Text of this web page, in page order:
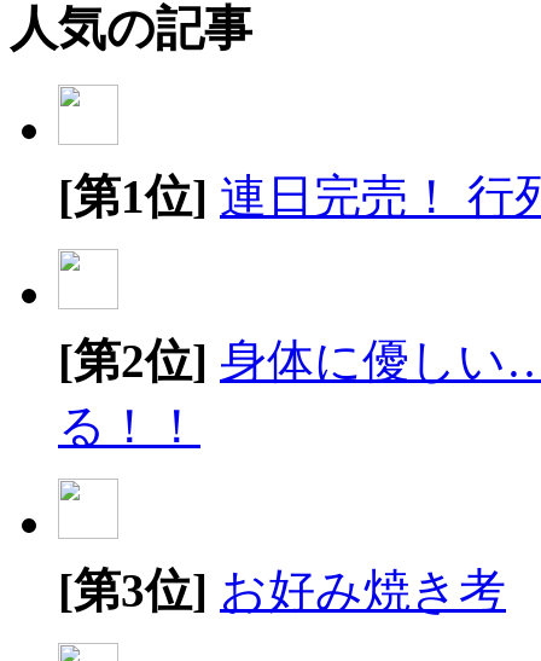
人気の記事
[第1位] 連日完売！ 行
[第2位] 身体に優しい
る！！
[第3位] お好み焼き考